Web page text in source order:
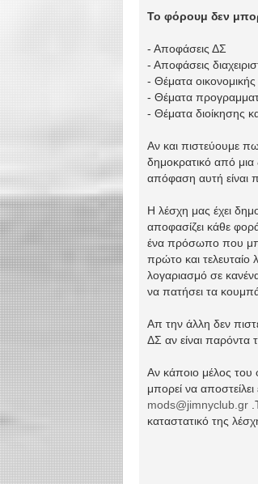
Το φόρουμ δεν
- Αποφάσεις ΔΣ
- Αποφάσεις
- Θέματα οικονομικής
- Θέματα
- Θέματα διοίκησης
Αν και πιστεύουμε
δημοκρατικό από
απόφαση αυτή είναι
Η λέσχη μας έχει
αποφασίζει κάθε
ένα πρόσωπο που
πρώτο και τελευταίο
λογαριασμό σε
να πατήσει τα
Απ την άλλη δεν
ΔΣ αν είναι παρόντα
Αν κάποιο μέλος
μπορεί να
mods@jimnyclub.gr
καταστατικό της